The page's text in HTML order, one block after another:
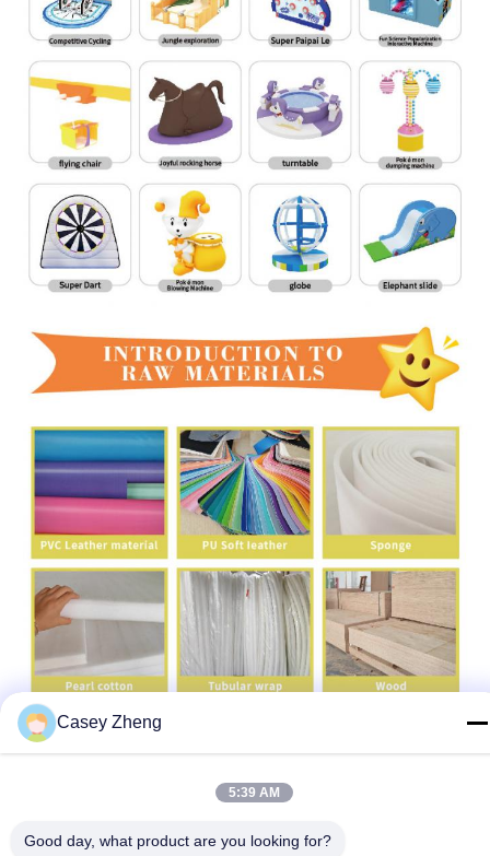
Casey Zheng
5:39 AM
Good day, what product are you looking for?